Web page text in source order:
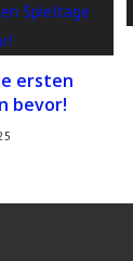
ersten
bevor!